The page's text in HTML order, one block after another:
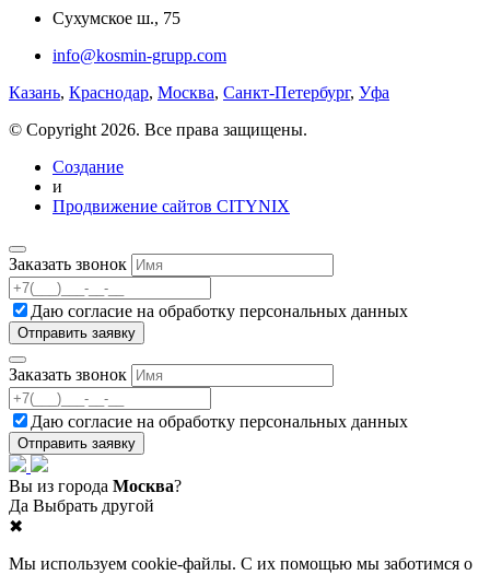
Сухумское ш., 75
info@kosmin-grupp.com
Казань, Краснодар, Москва, Санкт-Петербург, Уфа
© Copyright 2026. Все права защищены.
Создание
и
Продвижение сайтов CITYNIX
Заказать звонок
Даю согласие на обработку персональных данных
Заказать звонок
Даю согласие на обработку персональных данных
Вы из города Москва?
Да Выбрать другой
✖
Мы используем cookie-файлы. С их помощью мы заботимся о